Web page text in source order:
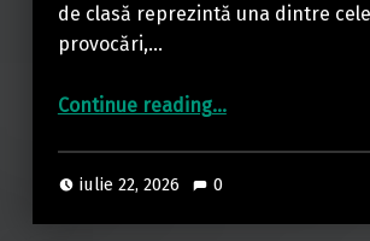
de clasă reprezintă una dintre
provocări,…
Continue reading“Using videos in teaching English – A methodological guide”
…
iulie 22, 2026 0